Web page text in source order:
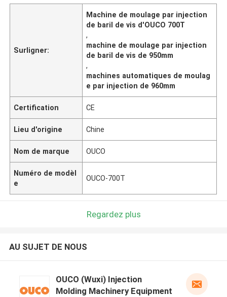
Surligner:
Machine de moulage par injection
de baril de vis d'OUCO 700T
,
machine de moulage par injection
de baril de vis de 950mm
,
machines automatiques de moulag
e par injection de 960mm
Certification CE
Lieu d'origine Chine
Nom de marque OUCO
Numéro de modèl
e
OUCO-700T
Regardez plus
AU SUJET DE NOUS
OUCO (Wuxi) Injection
Molding Machinery Equipment